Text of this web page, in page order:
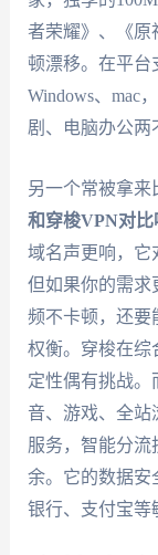
者荣耀》、《原
顿漂移。在平台
Windows、mac
剧、电脑办公两
另一个常被拿来
和穿梭VPN对比
域名声更响，它
但如果你的需求
频不卡顿，还要
权衡。穿梭在综
定性偶有挑战。
音、游戏、全站
服务，智能分流
余。它的数据安
银行、支付宝等